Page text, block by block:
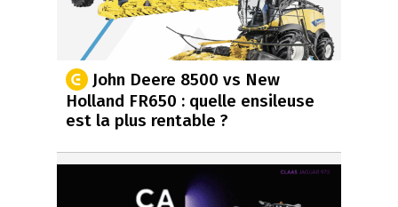
John Deere 8500 vs New
Holland FR650 : quelle ensileuse
est la plus rentable ?